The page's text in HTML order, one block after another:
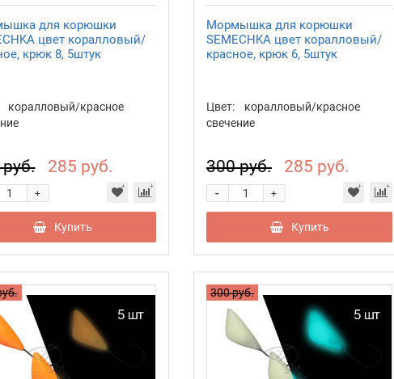
для корюшки
цвет коралловый/
крюк 8, 5штук
коралловый/красное
285 руб.
+
Купить
Мормышка для корюшки
SEMECHKA цвет коралловый/
красное, крюк 6, 5штук
Цвет:
коралловый/красное
свечение
300 руб. 285 руб.
+
-
Купить
300 руб.